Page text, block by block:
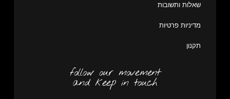
שאלות ותשובות
מדיניות פרטיות
תקנון
follow our movement
and keep in touch